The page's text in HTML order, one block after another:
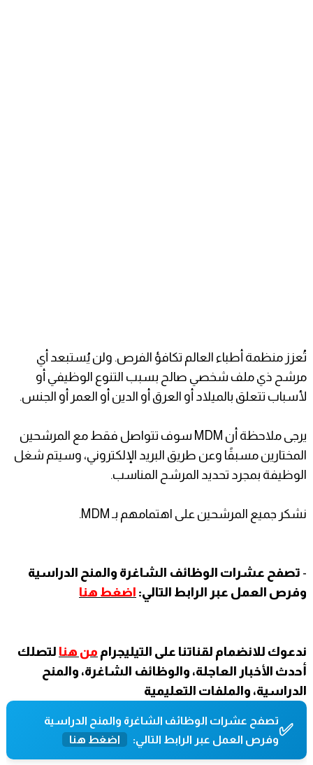
تُعزز منظمة أطباء العالم تكافؤ الفرص. ولن يُستبعد أي
مرشح ذي ملف شخصي صالح بسبب التنوع الوظيفي أو
لأسباب تتعلق بالميلاد أو العرق أو الدين أو العمر أو الجنس.
يرجى ملاحظة أن MDM سوف تتواصل فقط مع المرشحين
المختارين مسبقًا وعن طريق البريد الإلكتروني، وسيتم شغل
الوظيفة بمجرد تحديد المرشح المناسب.
نشكر جميع المرشحين على اهتمامهم بـ MDM.
- تصفح عشرات الوظائف الشاغرة والمنح الدراسية
وفرص العمل عبر الرابط التالي: اضغط هنا
ندعوك للانضمام لقناتنا على التيليجرام من هنا لتصلك
أحدث الأخبار العاجلة، والوظائف الشاغرة، والمنح
الدراسية، والملفات التعليمية
✅تصفح عشرات الوظائف الشاغرة والمنح الدراسية
وفرص العمل عبر الرابط التالي:
اضغط هنا